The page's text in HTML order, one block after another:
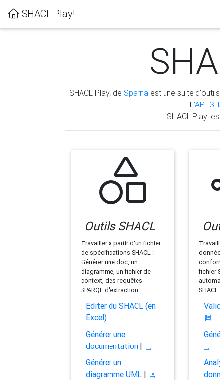
SHACL Play!
SHACL Play! de Sparna est une suite
l'l'API
SHACL Play!
Outils SHACL
Travailler à partir d'un fichier
de spécifications SHACL :
Générer une doc, un
diagramme, un fichier de
context, des requêtes
SPARQL d'extraction
Editer du SHACL (en
Excel)
Générer une
documentation|
Générer un
diagramme UML|
fichier
SHACL.